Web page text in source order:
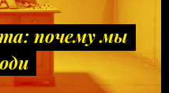
почему мы